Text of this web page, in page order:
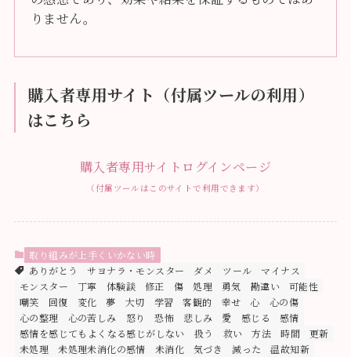
りません。
購入者専用サイト（付属ツールの利用）
はこちら
購入者専用サイトログインページ
（付属ツールはこのサイトで利用できます）
取り組みが上手くいかない時
ありがとう
サヨナラ・モンスター ダメ ツール
マイナス
モンスター
丁寧 体験談 修正 傷 処理 勇気 勘違い
可能性
嘲笑
回復 変化 夢 大切 学習 客観的 幸せ 心
心の傷
心の整理
心の苦しみ 怒り 恐怖 悲しみ 愛 感じる
感情
感情を感じてもよくなる感じがしない
扱う 救い 方法 時間
更新
未処理
未処理未消化の感情 未消化 気づき 減った
温故知新